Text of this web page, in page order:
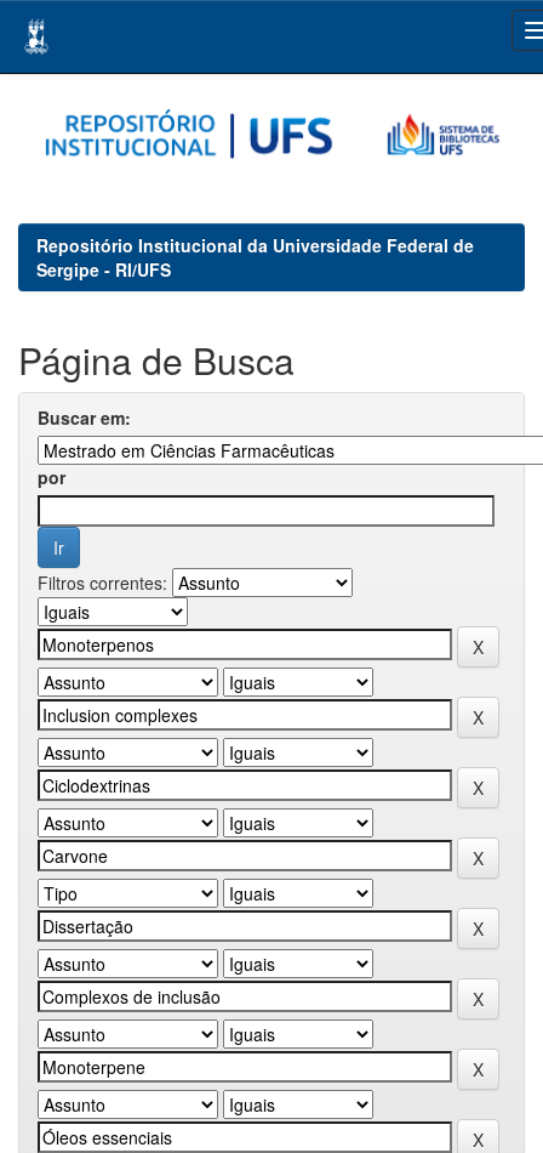
navigation
Repositório Institucional da Universidade Federal de
Sergipe - RI/UFS
Página de Busca
Buscar em:
por
Filtros correntes: